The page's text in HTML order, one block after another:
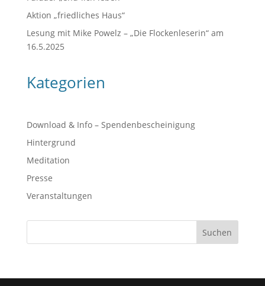
Aktion „friedliches Haus“
Lesung mit Mike Powelz – „Die Flockenleserin“ am
16.5.2025
Kategorien
Download & Info – Spendenbescheinigung
Hintergrund
Meditation
Presse
Veranstaltungen
Suchen